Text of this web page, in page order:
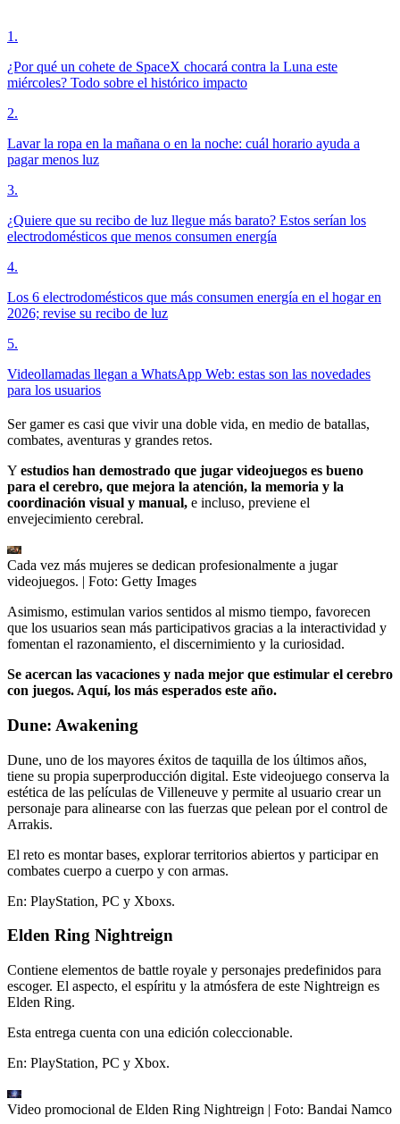
1 .
¿Por qué un cohete de SpaceX chocará contra la Luna este
miércoles? Todo sobre el histórico impacto
2.
Lavar la ropa en la mañana o en la noche: cuál horario ayuda a
pagar menos luz
3.
¿Quiere que su recibo de luz llegue más barato? Estos serían los
electrodomésticos que menos consumen energía
4.
Los 6 electrodomésticos que más consumen energía en el hogar en
2026; revise su recibo de luz
5.
Videollamadas llegan a WhatsApp Web: estas son las novedades
para los usuarios
Ser gamer es casi que vivir una doble vida, en medio de batallas,
combates, aventuras y grandes retos.
Y estudios han demostrado que jugar videojuegos es bueno
para el cerebro, que mejora la atención, la memoria y la
coordinación visual y manual, e incluso, previene el
envejecimiento cerebral.
Cada vez más mujeres se dedican profesionalmente a jugar
videojuegos. | Foto: Getty Images
Asimismo, estimulan varios sentidos al mismo tiempo, favorecen
que los usuarios sean más participativos gracias a la interactividad y
fomentan el razonamiento, el discernimiento y la curiosidad.
Se acercan las vacaciones y nada mejor que estimular el cerebro
con juegos. Aquí, los más esperados este año.
Dune: Awakening
Dune, uno de los mayores éxitos de taquilla de los últimos años,
tiene su propia superproducción digital. Este videojuego conserva la
estética de las películas de Villeneuve y permite al usuario crear un
personaje para alinearse con las fuerzas que pelean por el control de
Arrakis.
El reto es montar bases, explorar territorios abiertos y participar en
combates cuerpo a cuerpo y con armas.
En: PlayStation, PC y Xboxs.
Elden Ring Nightreign
Contiene elementos de battle royale y personajes predefinidos para
escoger. El aspecto, el espíritu y la atmósfera de este Nightreign es
Elden Ring.
Esta entrega cuenta con una edición coleccionable.
En: PlayStation, PC y Xbox.
Video promocional de Elden Ring Nightreign | Foto: Bandai Namco